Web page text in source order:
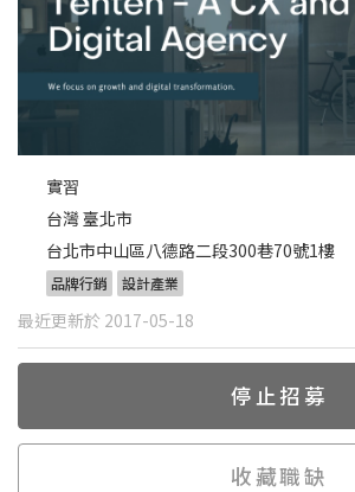
實習
台灣 臺北市
台北市中山區八德路二段300巷70號1樓
品牌行銷 設計產業
最近更新於 2017-05-18
停止招募
收藏職缺